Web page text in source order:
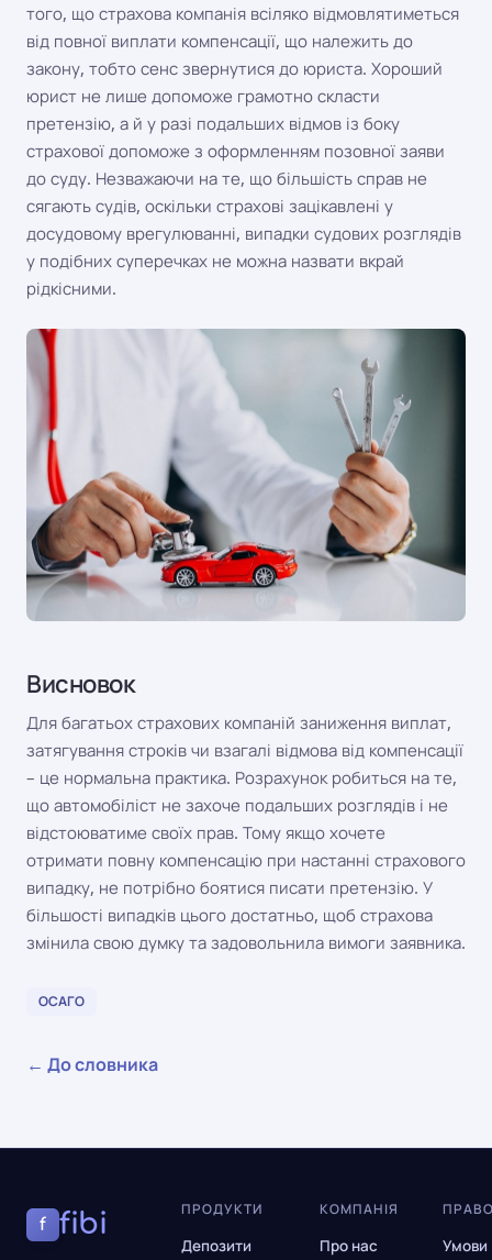
того, що страхова компанія всіляко відмовлятиметься
від повної виплати компенсації, що належить до
закону, тобто сенс звернутися до юриста. Хороший
юрист не лише допоможе грамотно скласти
претензію, а й у разі подальших відмов із боку
страхової допоможе з оформленням позовної заяви
до суду. Незважаючи на те, що більшість справ не
сягають судів, оскільки страхові зацікавлені у
досудовому врегулюванні, випадки судових розглядів
у подібних суперечках не можна назвати вкрай
рідкісними.
Висновок
Для багатьох страхових компаній заниження виплат,
затягування строків чи взагалі відмова від компенсації
– це нормальна практика. Розрахунок робиться на те,
що автомобіліст не захоче подальших розглядів і не
відстоюватиме своїх прав. Тому якщо хочете
отримати повну компенсацію при настанні страхового
випадку, не потрібно боятися писати претензію. У
більшості випадків цього достатньо, щоб страхова
змінила свою думку та задовольнила вимоги заявника.
ОСАГО
← До словника
f fibi ПРОДУКТИ
Депозити
КОМПАНІЯ
Про нас
Умови